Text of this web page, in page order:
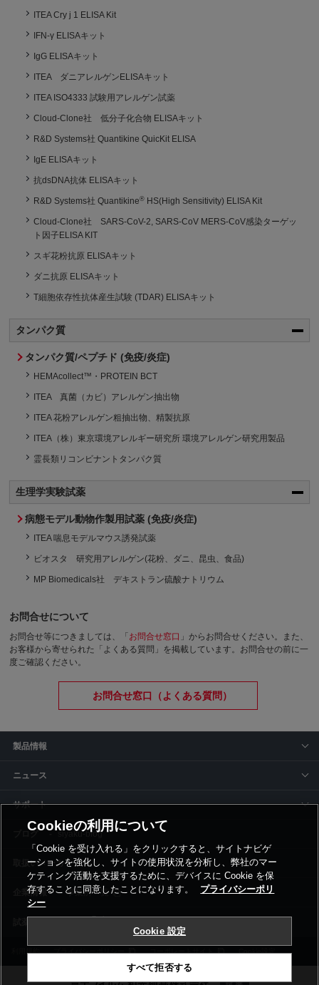
ITEA Cry j 1 ELISA Kit
IFN-γ ELISAキット
IgG ELISAキット
ITEA ダニアレルゲンELISAキット
ITEA ISO4333 試験⽤アレルゲン試薬
Cloud-Clone社 低分子化合物 ELISAキット
R&D Systems社 Quantikine QuicKit ELISA
IgE ELISAキット
抗dsDNA抗体 ELISAキット
R&D Systems社 Quantikine® HS(High Sensitivity) ELISA Kit
Cloud-Clone社 SARS-CoV-2, SARS-CoV MERS-CoV感染ターゲッ
ト因子ELISA KIT
スギ花粉抗原 ELISAキット
ダニ抗原 ELISAキット
T細胞依存性抗体産生試験 (TDAR) ELISAキット
タンパク質
タンパク質/ペプチド (免疫/炎症)
HEMAcollect™・PROTEIN BCT
ITEA 真菌（カビ）アレルゲン抽出物
ITEA 花粉アレルゲン粗抽出物、精製抗原
ITEA（株）東京環境アレルギー研究所 環境アレルゲン研究用製品
霊長類リコンビナントタンパク質
生理学実験試薬
病態モデル動物作製用試薬 (免疫/炎症)
ITEA 喘息モデルマウス誘発試薬
ビオスタ 研究用アレルゲン(花粉、ダニ、昆虫、食品)
MP Biomedicals社 デキストラン硫酸ナトリウム
お問合せについて
お問合せ等につきましては、「 お問合せ窓口 」からお問合せください。
また、
お客様から寄せられた「よくある質問」を掲載しています。お問合せの前に一
度ご確認ください。
お問合せ窓口（よくある質問）
製品情報
ニュース
サポート
siyaku-blog
取扱いメーカー
事業所一覧
利用規約 プライバシーポリシー コーポレートサイト Cookie設定
Cookieの利用について
「Cookie を受け入れる」をクリックすると、サイトナビゲ
ーションを強化し、サイトの使用状況を分析し、弊社のマー
ケティング活動を支援するために、デバイスに Cookie を保
存することに同意したことになります。
プライバシーポリ
シー
Cookie 設定
すべて拒否する